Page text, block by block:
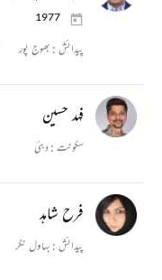
1977
پیدائش : بھوج پور
فہد حسین
سکونت :دبئی
فرح شاہد
پیدائش : بہاول نگر